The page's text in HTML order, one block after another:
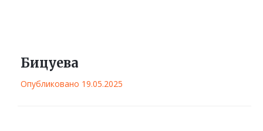
Бицуева
Опубликовано 19.05.2025